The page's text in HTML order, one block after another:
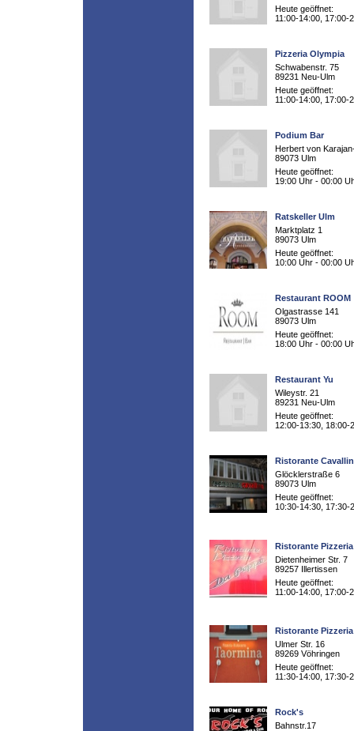
Heute geöffnet:
11:00-14:00, 17:00-
Pizzeria Olympia
Schwabenstr. 75
89231 Neu-Ulm
Heute geöffnet:
11:00-14:00, 17:00-
Podium Bar
Herbert von
89073 Ulm
Heute geöffnet:
19:00 Uhr - 00:00
Ratskeller Ulm
Marktplatz 1
89073 Ulm
Heute geöffnet:
10:00 Uhr - 00:00
Restaurant ROOM
Olgastrasse 141
89073 Ulm
Heute geöffnet:
18:00 Uhr - 00:00
Restaurant Yu
Wileystr. 21
89231 Neu-Ulm
Heute geöffnet:
12:00-13:30, 18:00-
Ristorante
Glöcklerstraße 6
89073 Ulm
Heute geöffnet:
10:30-14:30, 17:30-
Ristorante
Dietenheimer Str. 7
89257 Illertissen
Heute geöffnet:
11:00-14:00, 17:00-
Ristorante
Ulmer Str. 16
89269 Vöhringen
Heute geöffnet:
11:30-14:00, 17:30-
Rock's
Bahnstr.17